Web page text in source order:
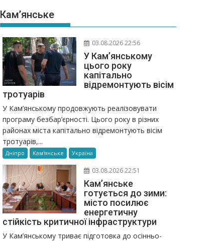
Кам’янське
03.08.2026 22:56
У Кам’янському
цього року
капітально
відремонтують вісім
тротуарів
У Кам’янському продовжують реалізовувати
програму безбар’єрності. Цього року в різних
районах міста капітально відремонтують вісім
тротуарів,...
Дніпро Кам'янське Україна
03.08.2026 22:51
Кам’янське
готується до зими:
місто посилює
енергетичну
стійкість критичної інфраструктури
У Кам’янському триває підготовка до осінньо-